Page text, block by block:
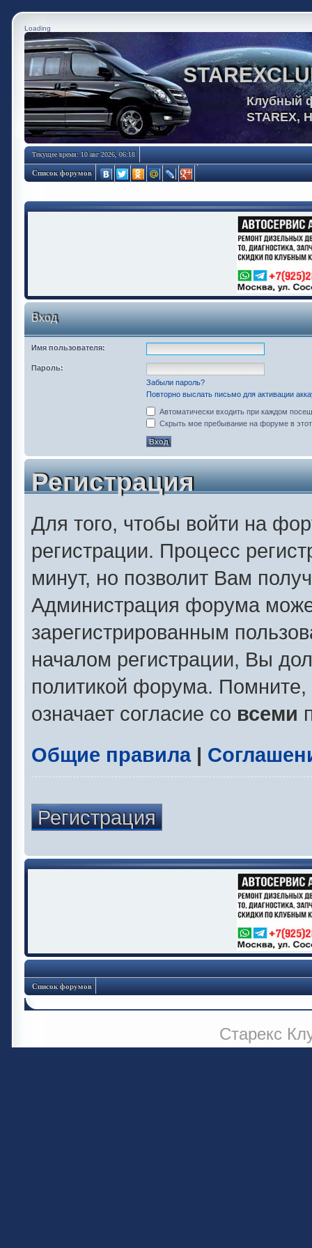
Loading
Клубный
STAREX,
Текущее время: 10 авг 2026, 06:18
Список форумов
Вход
Имя пользователя:
Пароль:
Забыли пароль?
Повторно выслать письмо для активации
Автоматически входить при каждом
Скрыть мое пребывание на форуме в
Регистрация
Для того, чтобы войти на
регистрации. Процесс
минут, но позволит Вам
Администрация форума
зарегистрированным
началом регистрации, Вы
политикой форума.
означает согласие со всеми
Общие правила|
Регистрация
Список форумов
Старекс